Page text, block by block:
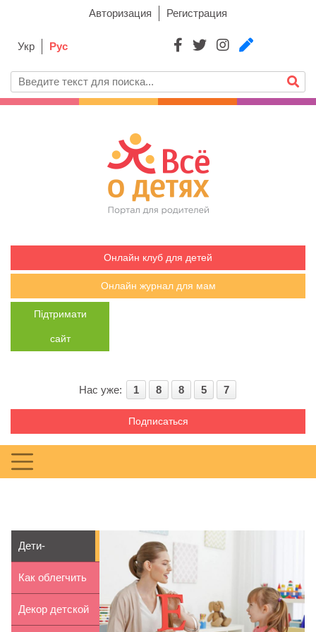
Авторизация Регистрация
Укр Рус
Онлайн клуб для детей
Онлайн журнал для мам
Підтримати
сайт
Нас уже: 1 8 8 5 7
Подписаться
Дети-
билингвы:
советы
Как облегчить
учебу с
Декор детской